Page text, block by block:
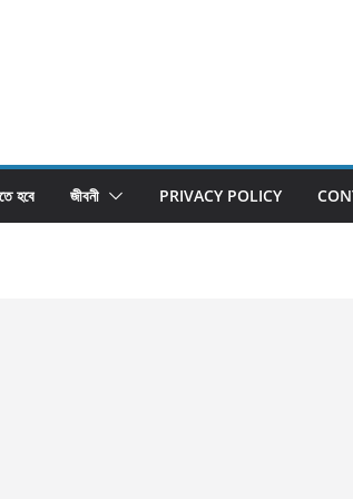
হবে জীবনী PRIVACY POLICY